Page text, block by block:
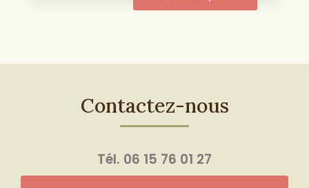
Contactez-nous
Tél. 06 15 76 01 27